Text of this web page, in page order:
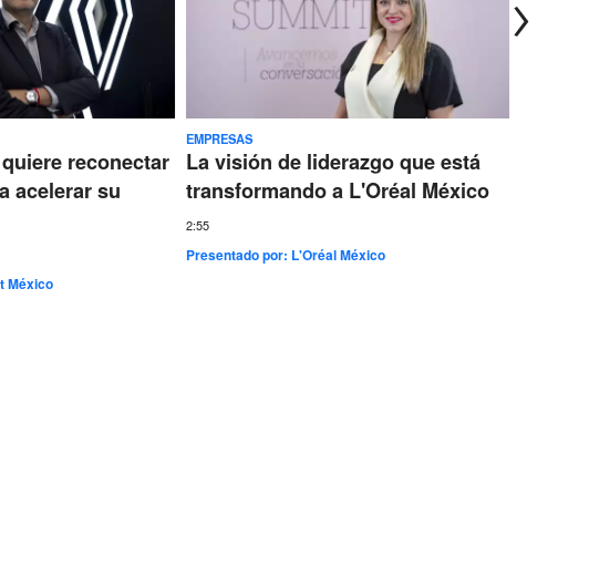
reconectar
acelerar su
México
EMPRESAS
La visión de liderazgo que está
transformando a L'Oréal México
2:55
Presentado por: L'Oréal México